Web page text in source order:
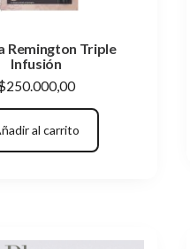
Remington Triple
Infusión
250.000,00
al carrito